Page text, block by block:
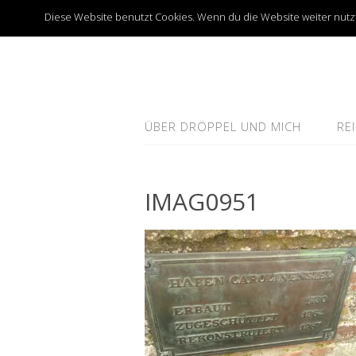
ÜBER DRÖPPEL UND MICH
IMAG0951
Diese Website benutzt Cookies. Wenn du die Website weiter